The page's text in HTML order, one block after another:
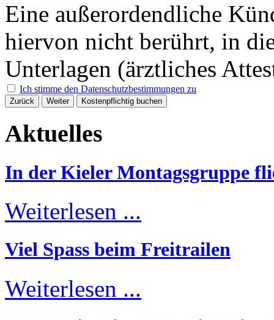
Eine außerordendliche
hiervon nicht berührt, in
Unterlagen (ärztliches
Ich stimme den Datenschutzbestimmungen zu
Zurück Weiter Kostenpflichtig buchen
Aktuelles
In der Kieler Montagsgruppe
Weiterlesen ...
Viel Spass beim Freitrailen
Weiterlesen ...